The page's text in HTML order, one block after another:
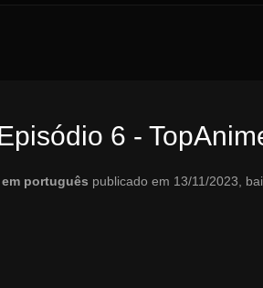
6 -
português publicado em 13/11/2023,